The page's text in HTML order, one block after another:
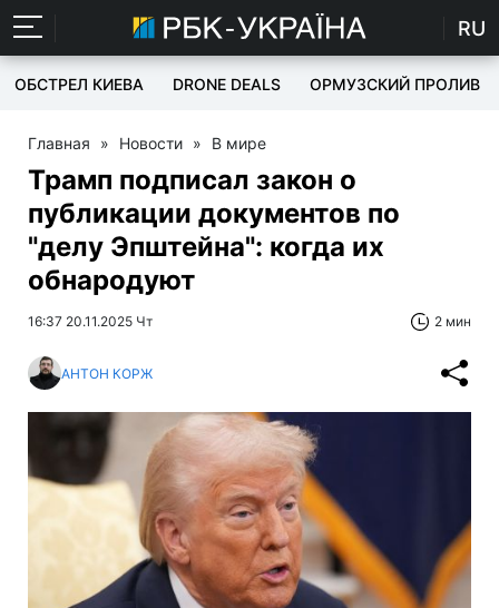
RU
ОБСТРЕЛ КИЕВА DRONE DEALS ОРМУЗСКИЙ ПРОЛИВ
Главная » Новости » В мире
Трамп подписал закон о
публикации документов по
"делу Эпштейна": когда их
обнародуют
16:37 20.11.2025 Чт 2 мин
АНТОН КОРЖ